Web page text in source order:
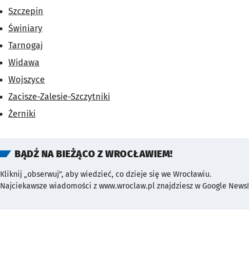
Szczepin
Świniary
Tarnogaj
Widawa
Wojszyce
Zacisze-Zalesie-Szczytniki
Żerniki
BĄDŹ NA BIEŻĄCO Z WROCŁAWIEM!
Kliknij „obserwuj”, aby wiedzieć, co dzieje się we Wrocławiu.
Najciekawsze wiadomości z www.wroclaw.pl znajdziesz w Google News!